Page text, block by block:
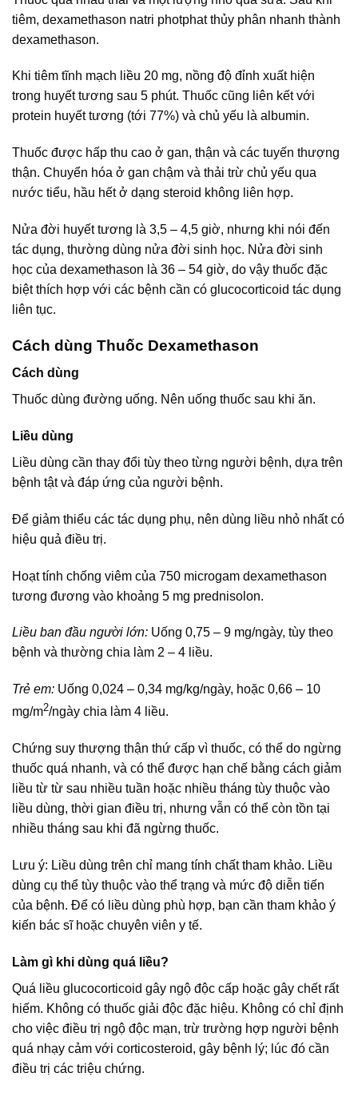
tiêm, dexamethason natri photphat thủy phân nhanh thành
dexamethason.
Khi tiêm tĩnh mạch liều 20 mg, nồng độ đỉnh xuất hiện
trong huyết tương sau 5 phút. Thuốc cũng liên kết với
protein huyết tương (tới 77%) và chủ yếu là albumin.
Thuốc được hấp thu cao ở gan, thận và các tuyến thượng
thận. Chuyển hóa ở gan chậm và thải trừ chủ yếu qua
nước tiểu, hầu hết ở dạng steroid không liên hợp.
Nửa đời huyết tương là 3,5 – 4,5 giờ, nhưng khi nói đến
tác dụng, thường dùng nửa đời sinh học. Nửa đời sinh
học của dexamethason là 36 – 54 giờ, do vậy thuốc đặc
biệt thích hợp với các bệnh cần có glucocorticoid tác dụng
liên tục.
Cách dùng Thuốc Dexamethason
Cách dùng
Thuốc dùng đường uống. Nên uống thuốc sau khi ăn.
Liều dùng
Liều dùng cần thay đổi tùy theo từng người bệnh, dựa trên
bệnh tật và đáp ứng của người bệnh.
Để giảm thiểu các tác dụng phụ, nên dùng liều nhỏ nhất có
hiệu quả điều trị.
Hoạt tính chống viêm của 750 microgam dexamethason
tương đương vào khoảng 5 mg prednisolon.
Liều ban đầu người lớn: Uống 0,75 – 9 mg/ngày, tùy theo
bệnh và thường chia làm 2 – 4 liều.
Trẻ em: Uống 0,024 – 0,34 mg/kg/ngày, hoặc 0,66 – 10
mg/m2/ngày chia làm 4 liều.
Chứng suy thượng thận thứ cấp vì thuốc, có thể do ngừng
thuốc quá nhanh, và có thể được hạn chế bằng cách giảm
liều từ từ sau nhiều tuần hoặc nhiều tháng tùy thuộc vào
liều dùng, thời gian điều trị, nhưng vẫn có thể còn tồn tại
nhiều tháng sau khi đã ngừng thuốc.
Lưu ý: Liều dùng trên chỉ mang tính chất tham khảo. Liều
dùng cụ thể tùy thuộc vào thể trạng và mức độ diễn tiến
của bệnh. Để có liều dùng phù hợp, bạn cần tham khảo ý
kiến bác sĩ hoặc chuyên viên y tế.
Làm gì khi dùng quá liều?
Quá liều glucocorticoid gây ngộ độc cấp hoặc gây chết rất
hiếm. Không có thuốc giải độc đặc hiệu. Không có chỉ định
cho việc điều trị ngộ độc mạn, trừ trường hợp người bệnh
quá nhạy cảm với corticosteroid, gây bệnh lý; lúc đó cần
điều trị các triệu chứng.